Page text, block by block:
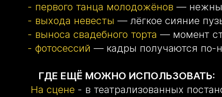
- первого танца молодожёнов —
- выхода невесты — лёгкое сияние
- выноса свадебного торта — момент
- фотосессий — кадры получаются по-
ГДЕ ЕЩЁ МОЖНО ИСПОЛЬЗОВАТЬ:
На сцене - в театрализованных